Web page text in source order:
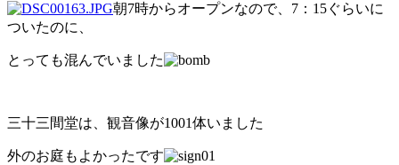
朝7時からオープンなので、7：15ぐらいに
ついたのに、
とっても混んでいました
三十三間堂は、観音像が1001体いました
外のお庭もよかったです